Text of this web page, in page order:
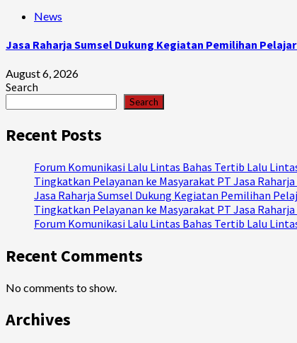
News
Jasa Raharja Sumsel Dukung Kegiatan Pemilihan
August 6, 2026
Search
Search
Recent Posts
Forum Komunikasi Lalu Lintas Bahas Tertib Lalu
Tingkatkan Pelayanan ke Masyarakat PT Jasa
Jasa Raharja Sumsel Dukung Kegiatan Pemilihan
Tingkatkan Pelayanan ke Masyarakat PT Jasa
Forum Komunikasi Lalu Lintas Bahas Tertib Lalu
Recent Comments
No comments to show.
Archives